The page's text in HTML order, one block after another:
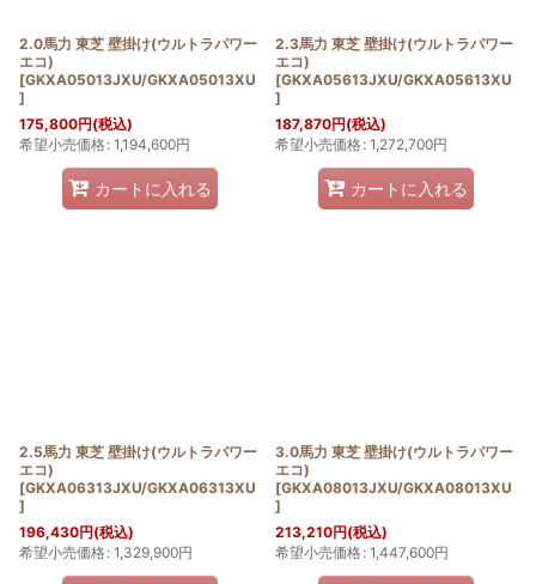
2.0馬力 東芝 壁掛け(ウルトラパワー
エコ)
[GKXA05013JXU/GKXA05013XU
]
175,800円(税込)
希望小売価格: 1,194,600円
カートに入れる
2.3馬力 東芝 壁掛け(ウルトラパワー
エコ)
[GKXA05613JXU/GKXA05613XU
]
187,870円(税込)
希望小売価格: 1,272,700円
カートに入れる
2.5馬力 東芝 壁掛け(ウルトラパワー
エコ)
[GKXA06313JXU/GKXA06313XU
]
196,430円(税込)
希望小売価格: 1,329,900円
3.0馬力 東芝 壁掛け(ウルトラパワー
エコ)
[GKXA08013JXU/GKXA08013XU
]
213,210円(税込)
希望小売価格: 1,447,600円